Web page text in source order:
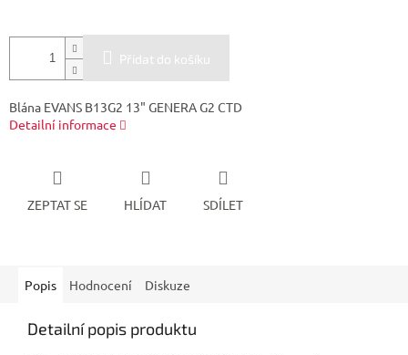
Přidat do košíku
Blána EVANS B13G2 13" GENERA G2 CTD
Detailní informace
ZEPTAT SE HLÍDAT SDÍLET
Popis Hodnocení Diskuze
Detailní popis produktu